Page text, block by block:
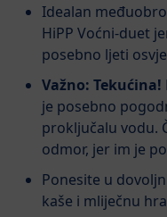
Idealan
HiPP Voćni-duet
posebno ljeti
Važno: Tekućina!
je posebno
proključalu vodu.
odmor, jer im je
Ponesite u
kaše i mliječnu